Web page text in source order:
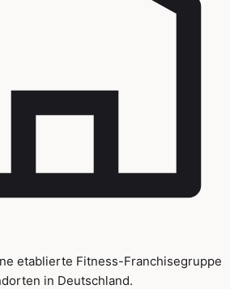
etablierte Fitness-Franchisegruppe
in Deutschland.